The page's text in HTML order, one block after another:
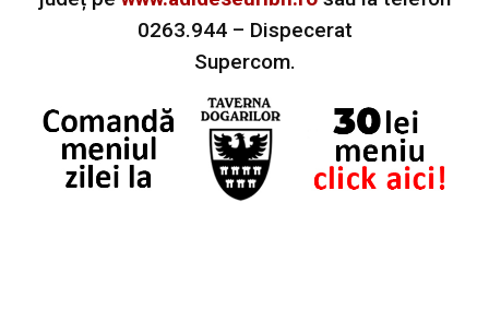
0263.944 – Dispecerat
Supercom.